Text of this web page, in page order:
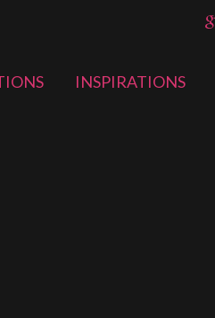
INSPIRATIONS